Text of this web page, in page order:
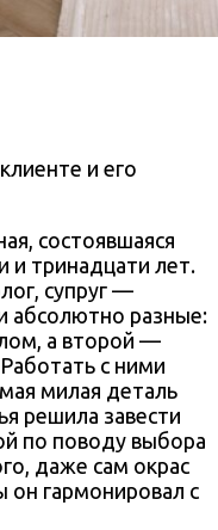
и его
состоявшаяся
и тринадцати лет.
супруг —
абсолютно разные:
а второй —
с ними
милая деталь
решила завести
по поводу выбора
даже сам окрас
он гармонировал с